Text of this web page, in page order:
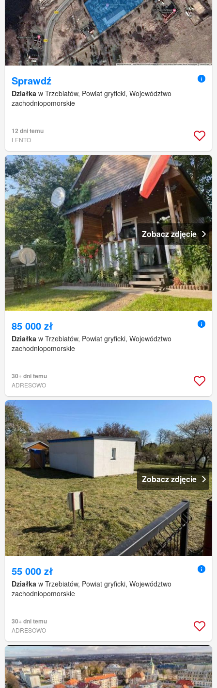
Sprawdź
Działka w Trzebiatów, Powiat gryficki, Województwo
zachodniopomorskie
12 dni temu
LENTO
Zobacz zdjęcie
85 000 zł
Działka w Trzebiatów, Powiat gryficki, Województwo
zachodniopomorskie
30+ dni temu
ADRESOWO
Zobacz zdjęcie
55 000 zł
Działka w Trzebiatów, Powiat gryficki, Województwo
zachodniopomorskie
30+ dni temu
ADRESOWO